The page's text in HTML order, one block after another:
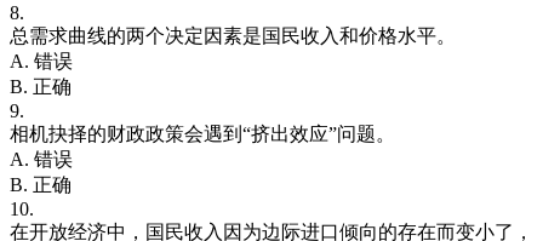
8.
总需求曲线的两个决定因素是国民收入和价格水平。
A. 错误
B. 正确
9.
相机抉择的财政政策会遇到“挤出效应”问题。
A. 错误
B. 正确
10.
在开放经济中，国民收入因为边际进口倾向的存在而变小了，